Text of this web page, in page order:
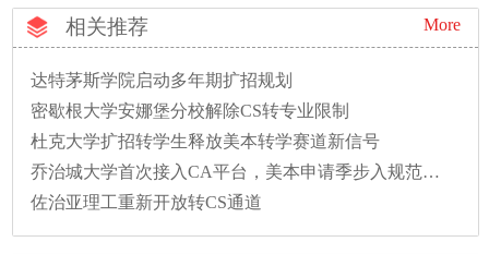
相关推荐 More
达特茅斯学院启动多年期扩招规划
密歇根大学安娜堡分校解除CS转专业限制
杜克大学扩招转学生释放美本转学赛道新信号
乔治城大学首次接入CA平台，美本申请季步入规范新时代
佐治亚理工重新开放转CS通道